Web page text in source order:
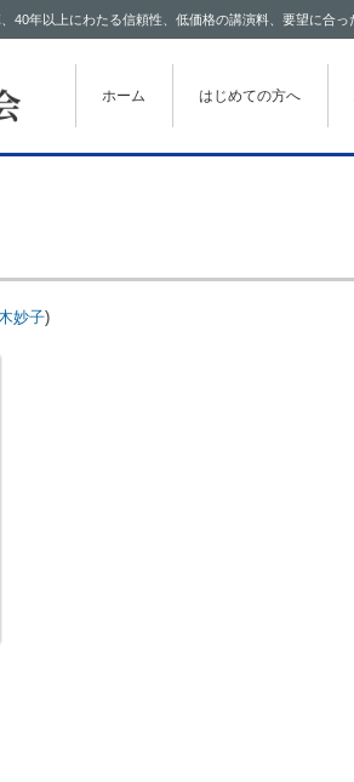
40年以上にわたる信頼性、低価格の講演料、要望に合
コンテンツに移動
ホーム はじめての方へ
妙子)